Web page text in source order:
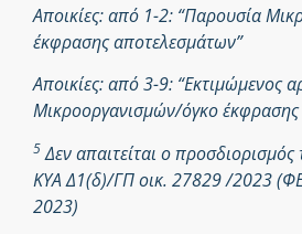
Αποικίες: από 1-2: “Παρουσία
έκφρασης αποτελεσμάτων”
Αποικίες: από 3-9: “Εκτιμώμενος
Μικροοργανισμών/όγκο
5Δεν απαιτείται ο
ΚΥΑ Δ1(δ)/ΓΠ οικ. 27829 /2023
2023)